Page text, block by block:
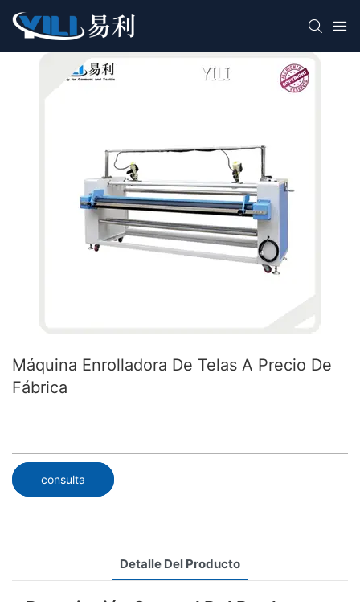
Máquina Enrolladora De Telas A Precio De
Fábrica
consulta
Detalle Del Producto